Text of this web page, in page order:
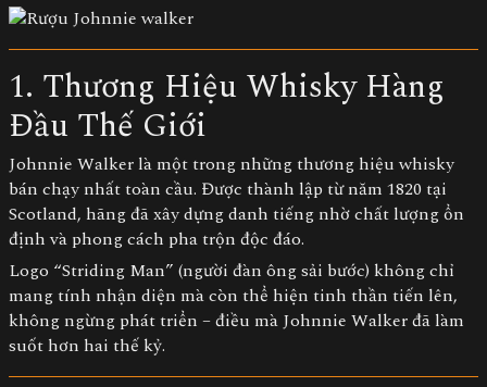
1. Thương Hiệu Whisky Hàng
Đầu Thế Giới
Johnnie Walker là một trong những thương hiệu whisky
bán chạy nhất toàn cầu. Được thành lập từ năm 1820 tại
Scotland, hãng đã xây dựng danh tiếng nhờ chất lượng ổn
định và phong cách pha trộn độc đáo.
Logo “Striding Man” (người đàn ông sải bước) không chỉ
mang tính nhận diện mà còn thể hiện tinh thần tiến lên,
không ngừng phát triển – điều mà Johnnie Walker đã làm
suốt hơn hai thế kỷ.